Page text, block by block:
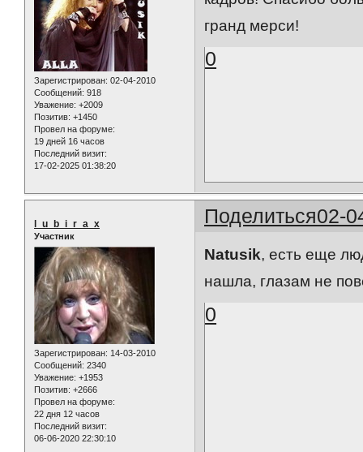
Зарегистрирован: 02-04-2010
Сообщений: 918
Уважение: +2009
Позитив: +1450
Провел на форуме:
19 дней 16 часов
Последний визит:
17-02-2025 01:38:20
гранд мерси!
0
Поделиться02-
l_u_b_i_r_a_x
Участник
Зарегистрирован: 14-03-2010
Сообщений: 2340
Уважение: +1953
Позитив: +2666
Провел на форуме:
22 дня 12 часов
Последний визит:
06-06-2020 22:30:10
Natusik, есть еще
нашла, глазам не
0